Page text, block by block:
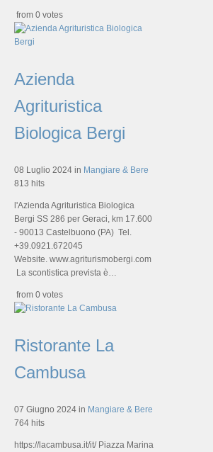
from 0 votes
Azienda
Agrituristica
Biologica Bergi
08 Luglio 2024 in Mangiare & Bere
813 hits
l'Azienda Agrituristica Biologica
Bergi SS 286 per Geraci, km 17.600
- 90013 Castelbuono (PA) Tel.
+39.0921.672045
Website. www.agriturismobergi.com
La scontistica prevista è…
from 0 votes
Ristorante La
Cambusa
07 Giugno 2024 in Mangiare & Bere
764 hits
https://lacambusa.it/it/ Piazza Marina